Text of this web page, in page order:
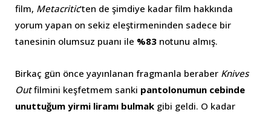
film, Metacritic’ten de şimdiye kadar film hakkında
yorum yapan on sekiz eleştirmeninden sadece bir
tanesinin olumsuz puanı ile %83 notunu almış.
Birkaç gün önce yayınlanan fragmanla beraber Knives
Outfilmini keşfetmem sanki pantolonumun cebinde
unuttuğum yirmi liramı bulmak gibi geldi. O kadar